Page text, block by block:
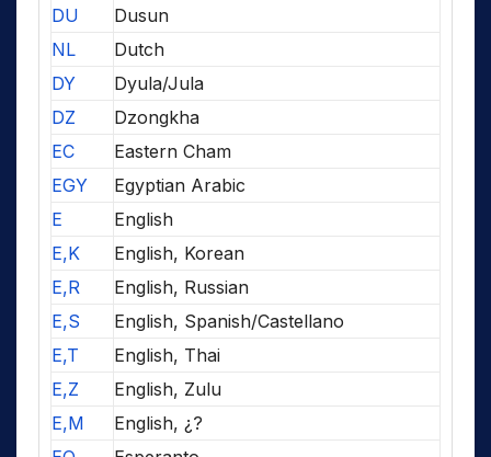
DU
Dusun
NL
Dutch
DY
Dyula/Jula
DZ
Dzongkha
EC
Eastern Cham
EGY
Egyptian Arabic
E
English
E,K
English, Korean
E,R
English, Russian
E,S
English, Spanish/Castellano
E,T
English, Thai
E,Z
English, Zulu
E,M
English, ¿?